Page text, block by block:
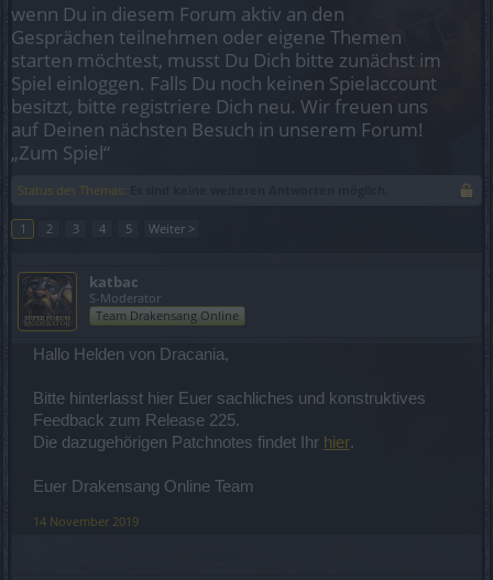
wenn Du in diesem Forum aktiv an den
Gesprächen teilnehmen oder eigene Themen
starten möchtest, musst Du Dich bitte zunächst im
Spiel einloggen. Falls Du noch keinen Spielaccount
besitzt, bitte registriere Dich neu. Wir freuen uns
auf Deinen nächsten Besuch in unserem Forum!
„Zum Spiel“
Status des Themas:
1 2 3 4 5 Weiter >
katbac
S-Moderator
Team Drakensang Online
Hallo Helden von Dracania,
Bitte hinterlasst hier Euer sachliches und konstruktives
Feedback zum Release 225.
Die dazugehörigen Patchnotes findet Ihr hier.
Euer Drakensang Online Team
14 November 2019